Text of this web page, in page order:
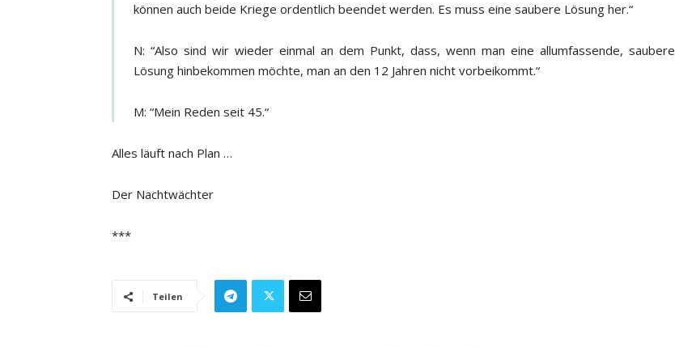
können auch beide Kriege ordentlich beendet werden. Es muss eine saubere Lösung her.“
N: “Also sind wir wieder einmal an dem Punkt, dass, wenn man eine allumfassende, saubere
Lösung hinbekommen möchte, man an den 12 Jahren nicht vorbeikommt.“
M: “Mein Reden seit 45.“
Alles läuft nach Plan …
Der Nachtwächter
***
Teilen